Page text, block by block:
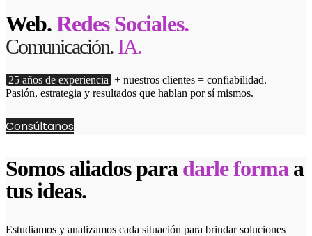
Web.Redes Sociales.
Comunicación. IA.
25 años de experiencia + nuestros clientes = confiabilidad.
Pasión, estrategia y resultados que hablan por sí mismos.
Consúltanos
Somos aliados para darle forma a
tus ideas.
Estudiamos y analizamos cada situación para brindar soluciones